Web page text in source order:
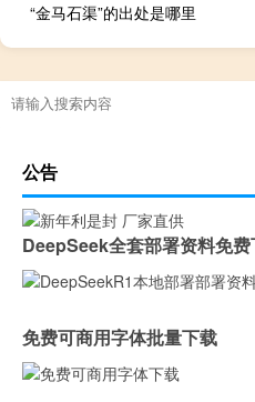
“金马石渠”的出处是哪里
公告
DeepSeek全套部署资料免
免费可商用字体批量下载